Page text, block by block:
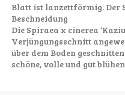
Blatt ist lanzettförmig. Der
Beschneidung
Die Spiraea x cinerea
Verjüngungsschnitt
über dem Boden
schöne, volle und gut